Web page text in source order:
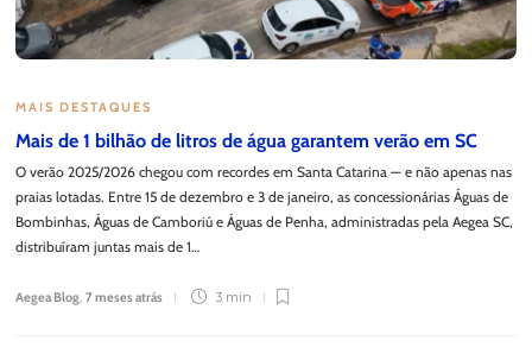
MAIS DESTAQUES
Mais de 1 bilhão de litros de água garantem verão em SC
O verão 2025/2026 chegou com recordes em Santa Catarina — e não apenas nas
praias lotadas. Entre 15 de dezembro e 3 de janeiro, as concessionárias Águas de
Bombinhas, Águas de Camboriú e Águas de Penha, administradas pela Aegea SC,
distribuíram juntas mais de 1…
Aegea Blog,7 meses atrás 3 min